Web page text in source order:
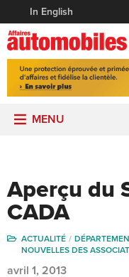
In English
MENU
Aperçu du
CADA
ACTUALITÉ
NOUVELLES DES
avril 1, 2013